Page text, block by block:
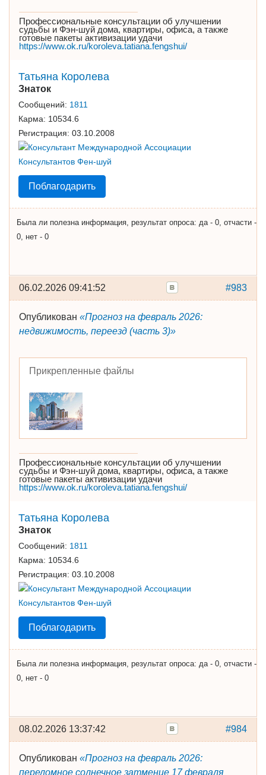
Профессиональные консультации об улучшении
судьбы и Фэн-шуй дома, квартиры, офиса, а также
готовые пакеты активизации удачи
https://www.ok.ru/koroleva.tatiana.fengshui/
Татьяна Королева
Знаток
Сообщений: 1811
Карма: 10534.6
Регистрация: 03.10.2008
Поблагодарить
Была ли полезна информация, результат опроса: да - 0, отчасти -
0, нет - 0
#983
06.02.2026 09:41:52
Опубликован «Прогноз на февраль 2026:
недвижимость, переезд (часть 3)»
Прикрепленные файлы
Профессиональные консультации об улучшении
судьбы и Фэн-шуй дома, квартиры, офиса, а также
готовые пакеты активизации удачи
https://www.ok.ru/koroleva.tatiana.fengshui/
Татьяна Королева
Знаток
Сообщений: 1811
Карма: 10534.6
Регистрация: 03.10.2008
Поблагодарить
Была ли полезна информация, результат опроса: да - 0, отчасти -
0, нет - 0
#984
08.02.2026 13:37:42
Опубликован «Прогноз на февраль 2026:
переломное солнечное затмение 17 февраля